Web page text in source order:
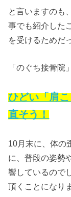
と言いますのも
事でも紹介した
を受けるためだ
「のぐち接骨院
ひどい「肩
直そう！
10月末に、体の
に、普段の姿勢
響しているので
頂くことになり